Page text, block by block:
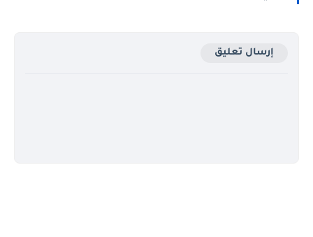
إرسال تعليق